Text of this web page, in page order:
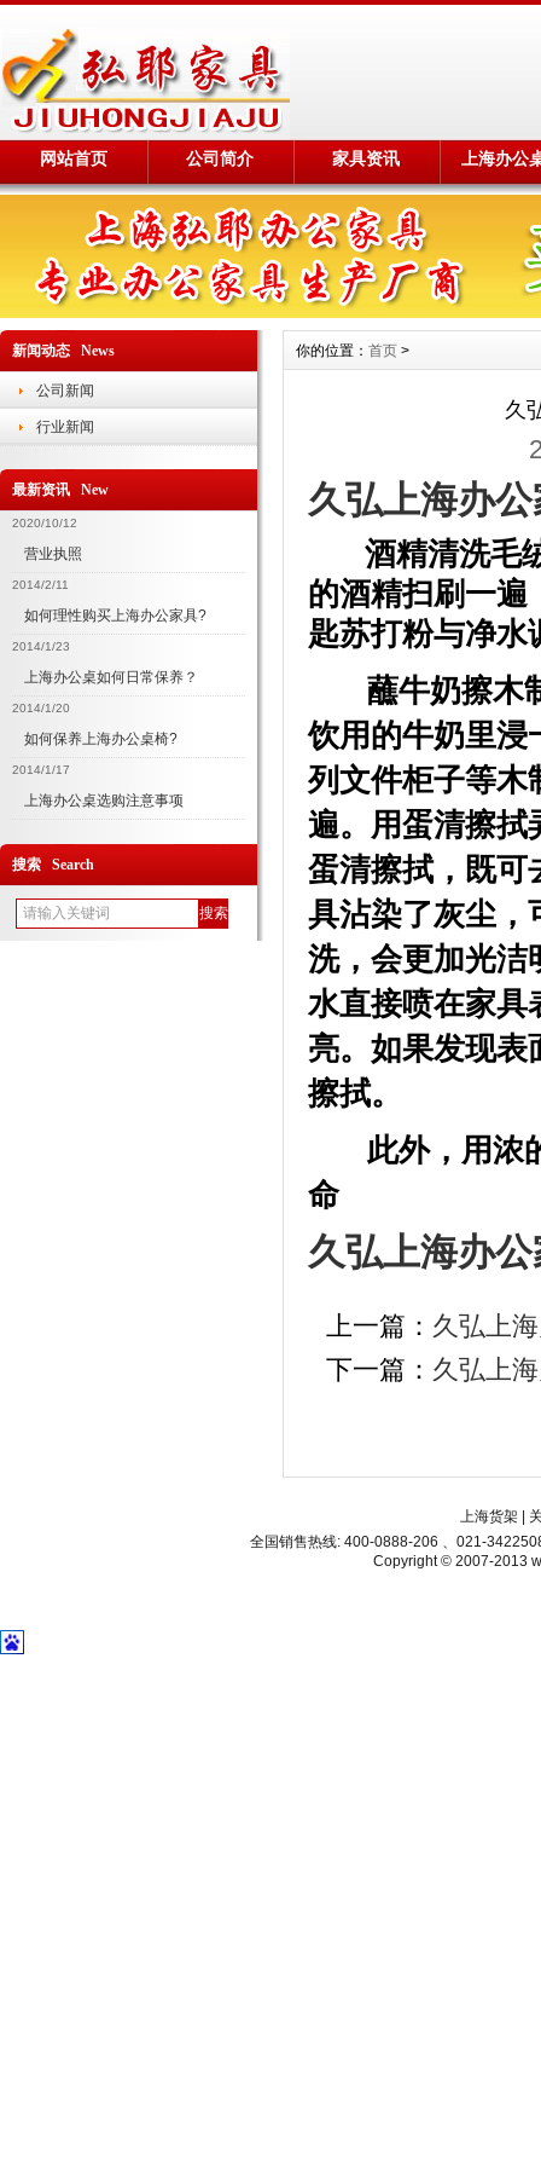
网站首页 公司简介 家具资讯 上海办公
新闻动态 News
公司新闻
行业新闻
最新资讯 New
2020/10/12
营业执照
2014/2/11
如何理性购买上海办公家具?
2014/1/23
上海办公桌如何日常保养？
2014/1/20
如何保养上海办公桌椅?
2014/1/17
上海办公桌选购注意事项
搜索 Search
你的位置： 首页 >
久
久弘上海办
酒精清洗毛
的酒精扫刷一遍
匙苏打粉与净水
蘸牛奶擦木
饮用的牛奶里浸
列文件柜子等木
遍。用蛋清擦拭
蛋清擦拭，既可
具沾染了灰尘，
洗，会更加光洁
水直接喷在家具
亮。如果发现表
擦拭。
此外，用浓的
命
久弘上海办
上一篇： 久弘上
下一篇： 久弘上
上海货架|
全国销售热线: 400-0888-206 、021-
Copyright © 2007-2013